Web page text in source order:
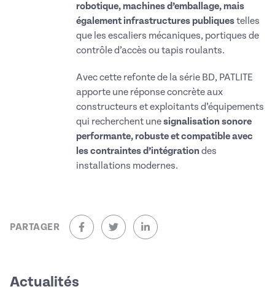
robotique, machines d’emballage, mais
également infrastructures publiquestelles
que les escaliers mécaniques, portiques de
contrôle d’accès ou tapis roulants.
Avec cette refonte de la série BD, PATLITE
apporte une réponse concrète aux
constructeurs et exploitants d’équipements
qui recherchent unesignalisation sonore
performante, robuste et compatible avec
les contraintes d’intégrationdes
installations modernes.
PARTAGER
sur Facebook (nouvelle fenêtre)
sur Twitter (nouvelle fenêtre)
sur Linkedin (nouvelle fenêtre)
Actualités